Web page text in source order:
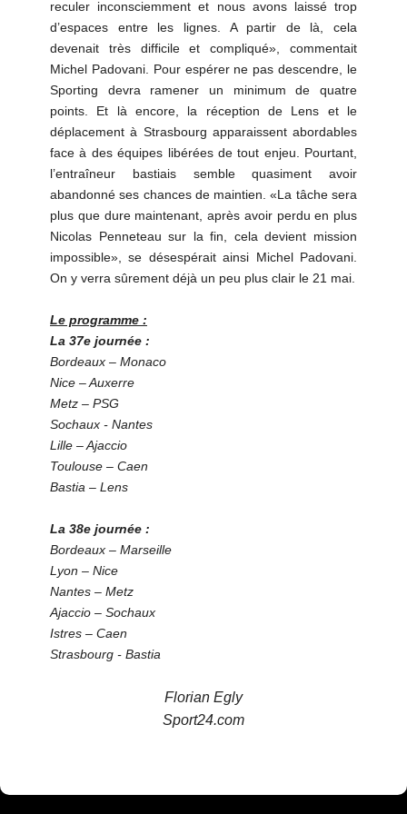
reculer inconsciemment et nous avons laissé trop
d’espaces entre les lignes. A partir de là, cela
devenait très difficile et compliqué», commentait
Michel Padovani. Pour espérer ne pas descendre, le
Sporting devra ramener un minimum de quatre
points. Et là encore, la réception de Lens et le
déplacement à Strasbourg apparaissent abordables
face à des équipes libérées de tout enjeu. Pourtant,
l’entraîneur bastiais semble quasiment avoir
abandonné ses chances de maintien. «La tâche sera
plus que dure maintenant, après avoir perdu en plus
Nicolas Penneteau sur la fin, cela devient mission
impossible», se désespérait ainsi Michel Padovani.
On y verra sûrement déjà un peu plus clair le 21 mai.
Le programme :
La 37e journée :
Bordeaux – Monaco
Nice – Auxerre
Metz – PSG
Sochaux - Nantes
Lille – Ajaccio
Toulouse – Caen
Bastia – Lens
La 38e journée :
Bordeaux – Marseille
Lyon – Nice
Nantes – Metz
Ajaccio – Sochaux
Istres – Caen
Strasbourg - Bastia
Florian Egly
Sport24.com